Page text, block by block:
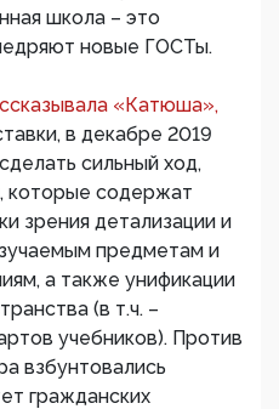
школа – это
новые ГОСТы.
«Катюша»,
в декабре 2019
сильный ход,
которые содержат
зрения детализации и
предметам и
а также унификации
(в т.ч. –
учебников). Против
взбунтовались
гражданских